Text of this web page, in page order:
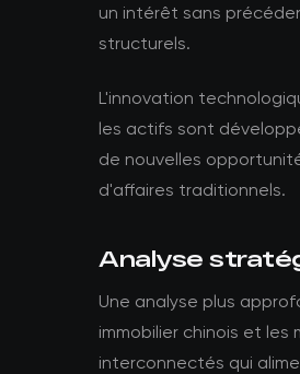
un intérêt sans
structurels.
L'innovation
les actifs sont
de nouvelles
d'affaires traditionnels.
Analyse
Une analyse plus
immobilier chinois et les
interconnectés qui